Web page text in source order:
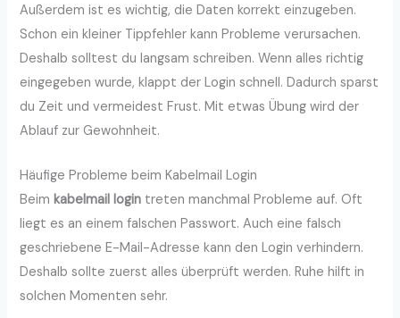
Außerdem ist es wichtig, die Daten korrekt einzugeben.
Schon ein kleiner Tippfehler kann Probleme verursachen.
Deshalb solltest du langsam schreiben. Wenn alles richtig
eingegeben wurde, klappt der Login schnell. Dadurch sparst
du Zeit und vermeidest Frust. Mit etwas Übung wird der
Ablauf zur Gewohnheit.
Häufige Probleme beim Kabelmail Login
Beimkabelmail login treten manchmal Probleme auf. Oft
liegt es an einem falschen Passwort. Auch eine falsch
geschriebene E-Mail-Adresse kann den Login verhindern.
Deshalb sollte zuerst alles überprüft werden. Ruhe hilft in
solchen Momenten sehr.